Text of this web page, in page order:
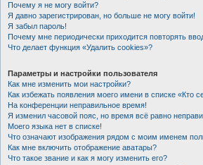
Почему я не могу войти?
Я давно зарегистрирован, но больше не могу войти!
Я забыл пароль!
Почему мне периодически приходится повторять
Что делает функция «Удалить cookies»?
Параметры и настройки пользователя
Как мне изменить мои настройки?
Как избежать появления моего имени в списке «Кто
На конференции неправильное время!
Я изменил часовой пояс, но время всё равно
Моего языка нет в списке!
Что означают изображения рядом с моим именем
Как мне включить отображение аватары?
Что такое звание и как я могу изменить его?